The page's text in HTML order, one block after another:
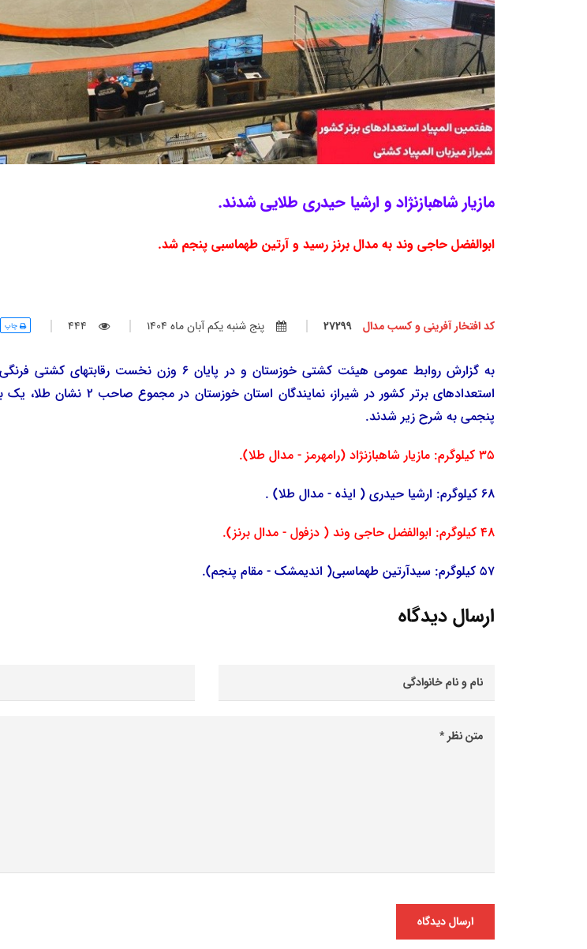
مازیار شاهبازنژاد و ارشیا حیدری طلایی شدند.
ابوالفضل حاجی وند به مدال برنز رسید و آرتین طهماسبی پنجم شد.
کد افتخار آفرینی و کسب مدال پنج شنبه يكم آبان ماه 1404 444 چاپ
به گزارش روابط عمومی هیئت کشتی خوزستان و در پایان 6 وزن نخست
استعدادهای برتر کشور در شیراز، نمایندگان
پنجمی به شرح زیر شدند.
35 کیلوگرم: مازیار شاهبازنژاد (رامهرمز - مدال طلا).
68 کیلوگرم: ارشیا حیدری ( ایذه - مدال طلا) .
48 کیلوگرم: ابوالفضل حاجی وند ( دزفول - مدال برنز).
57 کیلوگرم: سیدآرتین طهماسبی( اندیمشک - مقام پنجم).
ارسال دیدگاه
ارسال دیدگاه